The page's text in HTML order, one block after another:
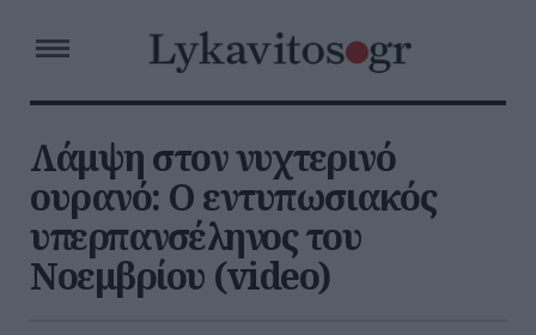
Λάμψη στον νυχτερινό
ουρανό: Ο εντυπωσιακός
υπερπανσέληνος του
Νοεμβρίου (video)